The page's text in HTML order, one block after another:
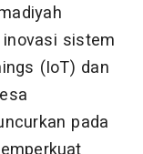
inovasi sistem
(IoT) dan
pada